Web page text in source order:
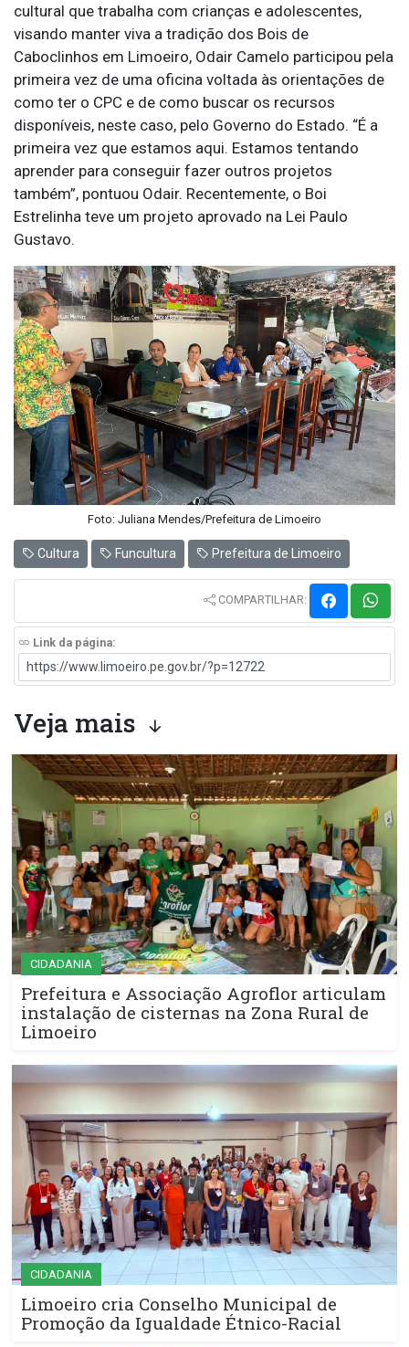
cultural que trabalha com crianças e adolescentes,
visando manter viva a tradição dos Bois de
Caboclinhos em Limoeiro, Odair Camelo participou pela
primeira vez de uma oficina voltada às orientações de
como ter o CPC e de como buscar os recursos
disponíveis, neste caso, pelo Governo do Estado. “É a
primeira vez que estamos aqui. Estamos tentando
aprender para conseguir fazer outros projetos
também”, pontuou Odair. Recentemente, o Boi
Estrelinha teve um projeto aprovado na Lei Paulo
Gustavo.
Foto: Juliana Mendes/Prefeitura de Limoeiro
Cultura Funcultura Prefeitura de Limoeiro
COMPARTILHAR:
Link da página:
Veja mais
CIDADANIA
Prefeitura e Associação Agroflor articulam
instalação de cisternas na Zona Rural de
Limoeiro
CIDADANIA
Limoeiro cria Conselho Municipal de
Promoção da Igualdade Étnico-Racial